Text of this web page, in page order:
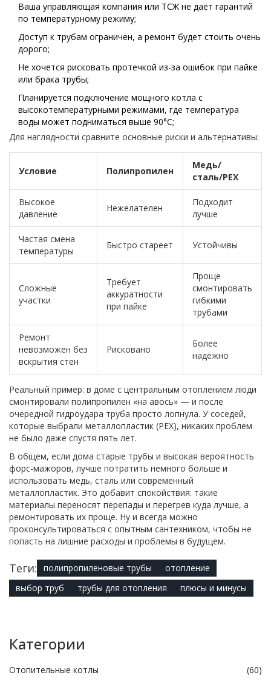
Ваша управляющая компания или ТСЖ не даёт гарантий
по температурному режиму;
Доступ к трубам ограничен, а ремонт будет стоить очень
дорого;
Не хочется рисковать протечкой из-за ошибок при пайке
или брака трубы;
Планируется подключение мощного котла с
высокотемпературными режимами, где температура
воды может подниматься выше 90°C;
Для наглядности сравните основные риски и альтернативы:
Условие Полипропилен
Медь/
сталь/PEX
Высокое
давление
Нежелателен
Подходит
лучше
Частая смена
температуры
Быстро стареет Устойчивы
Сложные
участки
Требует
аккуратности
при пайке
Проще
смонтировать
гибкими
трубами
Ремонт
невозможен без
вскрытия стен
Рисковано
Более
надёжно
Реальный пример: в доме с центральным отоплением люди
смонтировали полипропилен «на авось» — и после
очередной гидроудара труба просто лопнула. У соседей,
которые выбрали металлопластик (PEX), никаких проблем
не было даже спустя пять лет.
В общем, если дома старые трубы и высокая вероятность
форс-мажоров, лучше потратить немного больше и
использовать медь, сталь или современный
металлопластик. Это добавит спокойствия: такие
материалы переносят перепады и перегрев куда лучше, а
ремонтировать их проще. Ну и всегда можно
проконсультироваться с опытным сантехником, чтобы не
попасть на лишние расходы и проблемы в будущем.
Теги: полипропиленовые трубы
отопление
выбор труб
трубы для отопления плюсы и минусы
Категории
Отопительные котлы (60)